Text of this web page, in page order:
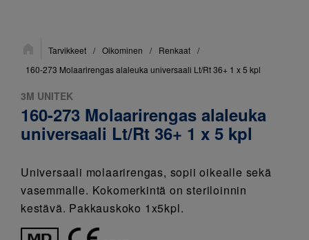
Sijainti:Tarvikkeet / Oikominen / Renkaat /
160-273 Molaarirengas alaleuka universaali Lt/Rt 36+ 1 x 5 kpl
3M UNITEK
160-273 Molaarirengas alaleuka
universaali Lt/Rt 36+ 1 x 5 kpl
Universaali molaarirengas, sopii oikealle sekä
vasemmalle. Kokomerkintä on steriloinnin
kestävä. Pakkauskoko 1x5kpl.